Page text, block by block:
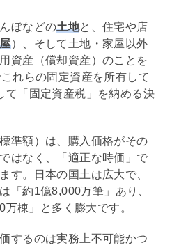
ぼなどの土地と、住宅や店
）、そして土地・家屋以外
資産（償却資産）のことを
れらの固定資産を所有して
て「 固定資産税 」を納める決
準額）は、購入価格がその
はなく、「適正な時価」で
す。日本の国土は広大で、
「約1億8,000万筆」あり、
棟」と多く膨大です。
するのは実務上不可能かつ